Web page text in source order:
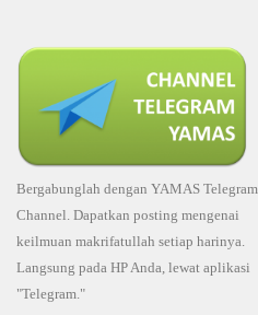
Bergabunglah dengan YAMAS Telegram
Channel. Dapatkan posting mengenai
keilmuan makrifatullah setiap harinya.
Langsung pada HP Anda, lewat aplikasi
"Telegram."